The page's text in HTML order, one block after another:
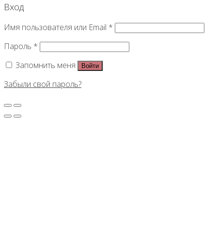
Вход
Имя пользователя или Email *
Пароль *
Запомнить меня
Войти
Забыли свой пароль?